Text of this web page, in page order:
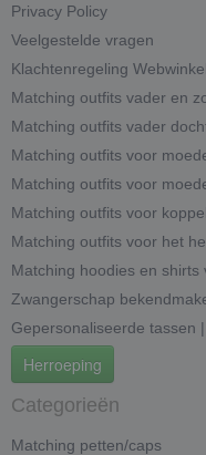
Privacy Policy
Veelgestelde vragen
Klachtenregeling
Matching outfits vader en
Matching outfits vader
Matching outfits voor
Matching outfits voor
Matching outfits voor
Matching outfits voor het
Matching hoodies en
Zwangerschap
Gepersonaliseerde tassen
Herroeping
Categorieën
Matching petten/caps